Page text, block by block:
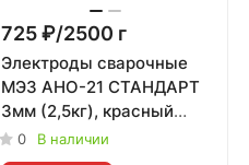
725 ₽/2500 г
Электроды сварочные
МЭЗ АНО-21 СТАНДАРТ
3мм (2,5кг), красный
цвет | 2 500 г
0 В наличии